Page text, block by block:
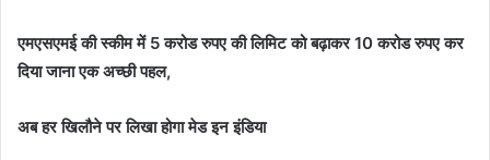
एमएसएमई की स्कीम में 5 करोड रुपए की लिमिट को बढ़ाकर 10 करोड रुपए कर
दिया जाना एक अच्छी पहल,
अब हर खिलौने पर लिखा होगा मेड इन इंडिया